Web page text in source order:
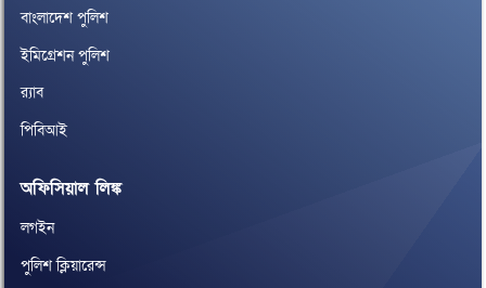
বাংলাদেশ পুলিশ
ইমিগ্রেশন পুলিশ
র‌্যাব
পিবিআই
অফিসিয়াল লিঙ্ক
লগইন
পুলিশ ক্লিয়ারেন্স